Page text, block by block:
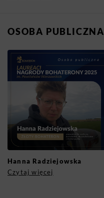
OSOBA PUBLICZNA
Hanna Radziejowska
Czytaj więcej